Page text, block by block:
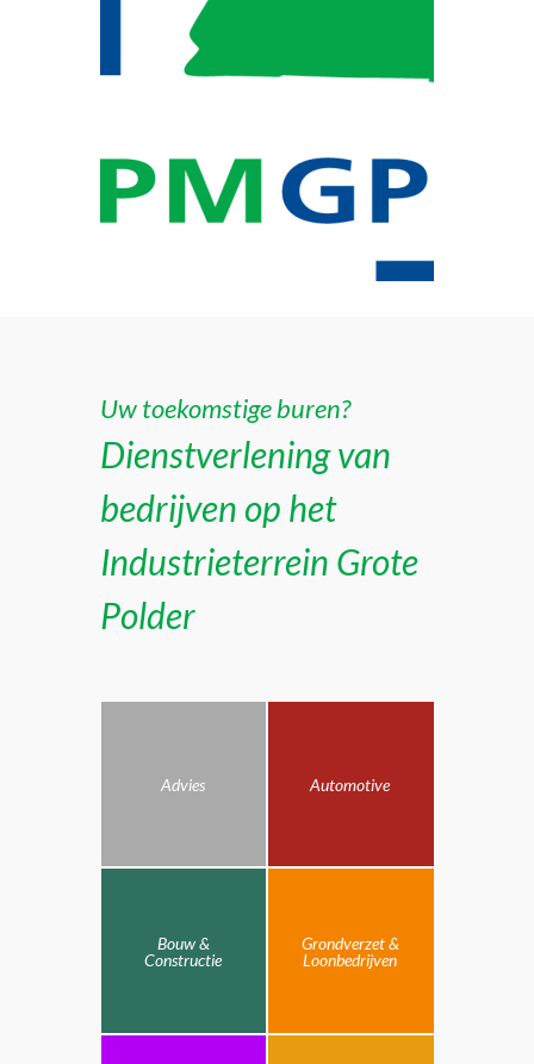
Uw toekomstige buren?
Dienstverlening van
bedrijven op het
Industrieterrein Grote
Polder
Advies Automotive
Bouw &
Constructie
Grondverzet &
Loonbedrijven